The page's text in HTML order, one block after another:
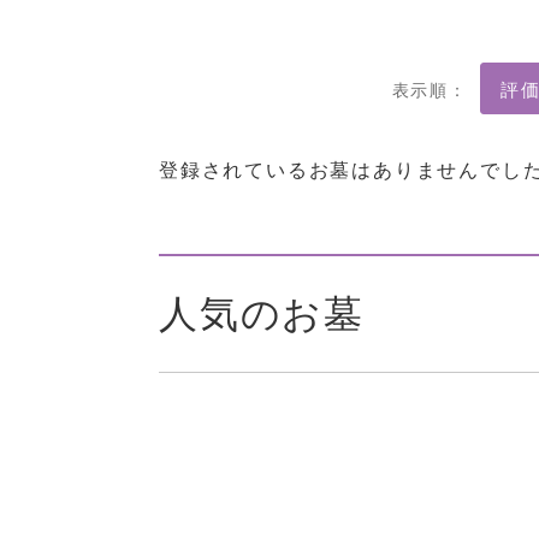
表示順：
登録されているお墓はありませんでし
人気のお墓